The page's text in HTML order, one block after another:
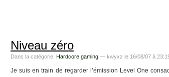
Niveau zéro
Dans la catégorie: Hardcore gaming — kwyxz le 16/08/07 à
Je suis en train de regarder l’émission Level One